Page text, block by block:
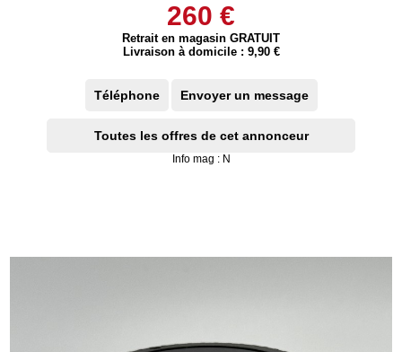
260 €
Retrait en magasin GRATUIT
Livraison à domicile : 9,90 €
Téléphone Envoyer un message
Toutes les offres de cet annonceur
Info mag : N